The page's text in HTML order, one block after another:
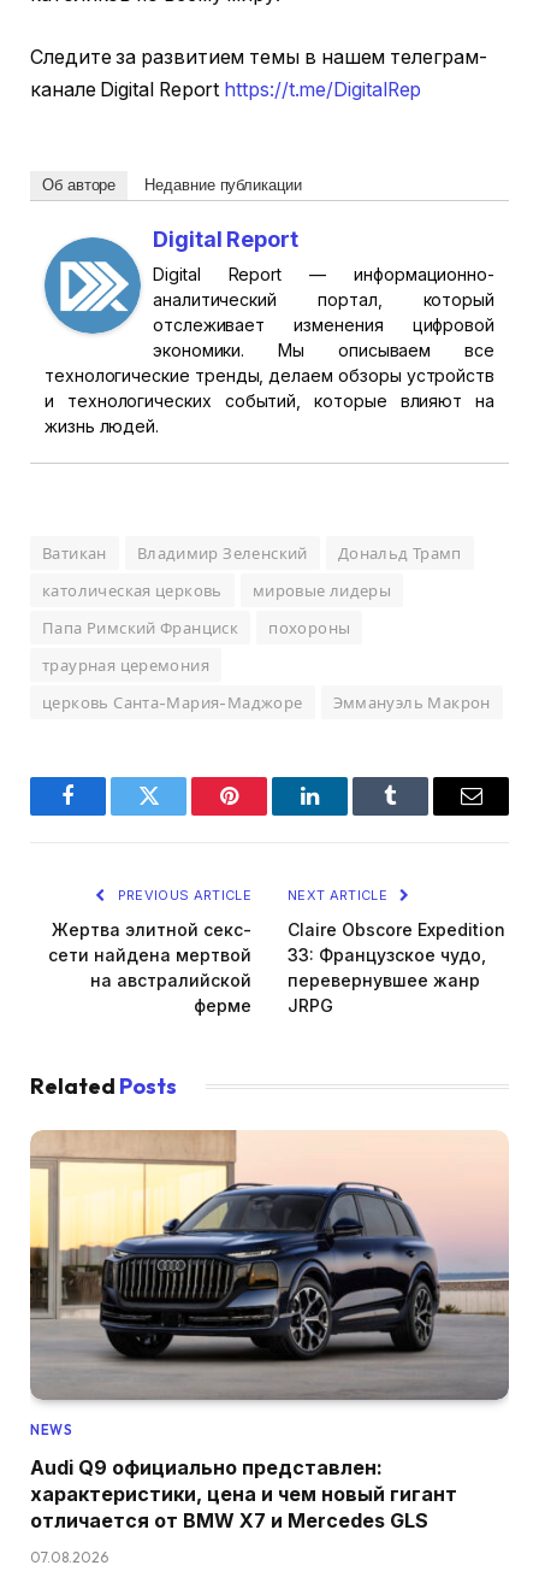
Следите за развитием темы в нашем телеграм-
канале Digital Report https://t.me/DigitalRep
Об авторе Недавние публикации
Digital Report
Digital Report — информационно-
аналитический портал, который
отслеживает изменения цифровой
экономики. Мы описываем все
технологические тренды, делаем обзоры устройств
и технологических событий, которые влияют на
жизнь людей.
Ватикан Владимир Зеленский
Дональд Трамп
католическая церковь
мировые лидеры
Папа Римский Франциск
похороны
траурная церемония
церковь Санта-Мария-Маджоре
Эммануэль Макрон
FacebookTwitter Pinterest LinkedInTumblr Email
PREVIOUS ARTICLE
Жертва элитной секс-
сети найдена мертвой
на австралийской
ферме
NEXT ARTICLE
Claire Obscore Expedition
33: Французское чудо,
перевернувшее жанр
JRPG
Related Posts
NEWS
Audi Q9 официально представлен:
характеристики, цена и чем новый гигант
отличается от BMW X7 и Mercedes GLS
07.08.2026